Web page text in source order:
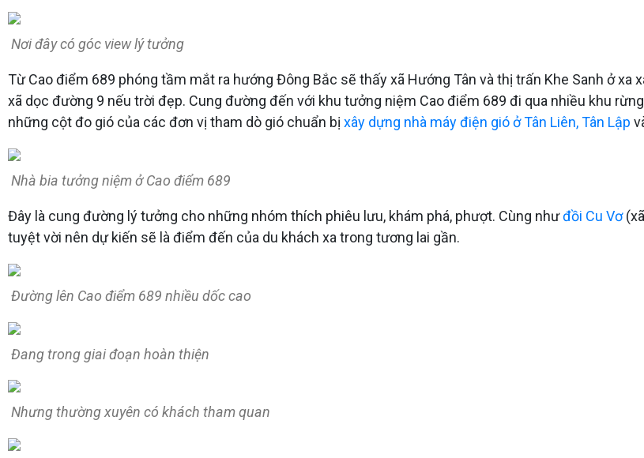
Nơi đây có góc view lý tưởng
Từ Cao điểm 689 phóng tầm mắt ra hướng Đông Bắc sẽ thấy xã Hướng Tân và thị trấn Khe Sanh ở xa
xã dọc đường 9 nếu trời đẹp. Cung đường đến với khu tưởng niệm Cao điểm 689 đi qua nhiều khu
những cột đo gió của các đơn vị tham dò gió chuẩn bị xây dựng nhà máy điện gió ở Tân Liên, Tân Lập
Nhà bia tưởng niệm ở Cao điểm 689
Đây là cung đường lý tưởng cho những nhóm thích phiêu lưu, khám phá, phượt. Cùng nhưđồi Cu Vơ
tuyệt vời nên dự kiến sẽ là điểm đến của du khách xa trong tương lai gần.
Đường lên Cao điểm 689 nhiều dốc cao
Đang trong giai đoạn hoàn thiện
Nhưng thường xuyên có khách tham quan